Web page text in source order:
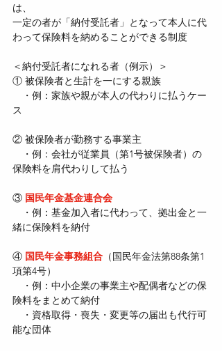
は、
一定の者が「納付受託者」となって本人に代
わって保険料を納めることができる制度
＜納付受託者になれる者（例示）＞
① 被保険者と生計を一にする親族
・例：家族や親が本人の代わりに払うケー
ス
② 被保険者が勤務する事業主
・例：会社が従業員（第1号被保険者）の
保険料を肩代わりして払う
③ 国民年金基金連合会
・例：基金加入者に代わって、拠出金と一
緒に保険料を納付
④ 国民年金事務組合 （国民年金法第88条第1
項第4号）
・例：中小企業の事業主や配偶者などの保
険料をまとめて納付
・資格取得・喪失・変更等の届出も代行可
能な団体